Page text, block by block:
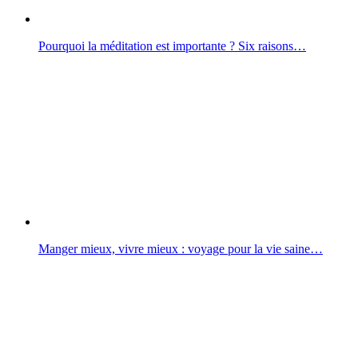
Pourquoi la méditation est importante ? Six raisons…
Manger mieux, vivre mieux : voyage pour la vie saine…